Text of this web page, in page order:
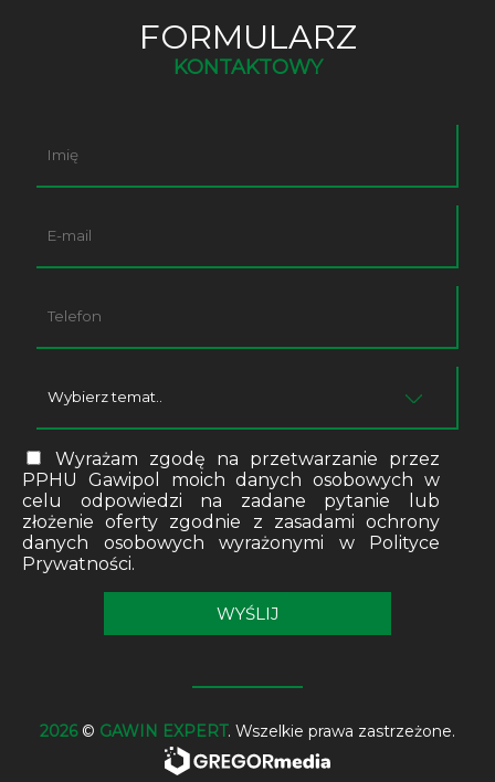
FORMULARZ
KONTAKTOWY
Wyrażam zgodę na przetwarzanie przez
PPHU Gawipol moich danych osobowych w
celu odpowiedzi na zadane pytanie lub
złożenie oferty zgodnie z zasadami ochrony
danych osobowych wyrażonymi w Polityce
Prywatności.
2026© GAWIN EXPERT. Wszelkie prawa zastrzeżone.